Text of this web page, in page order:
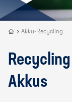
Recycling
our
DNA
Akku-Recycling
Akkus